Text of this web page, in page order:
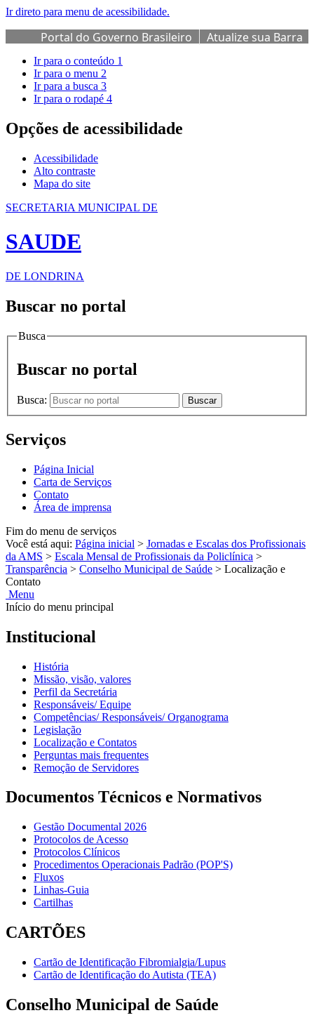
Ir direto para menu de acessibilidade.
Portal do Governo Brasileiro
Atualize sua Barra
de Governo
Ir para o conteúdo 1
Ir para o menu 2
Ir para a busca 3
Ir para o rodapé 4
Opções de acessibilidade
Acessibilidade
Alto contraste
Mapa do site
SECRETARIA MUNICIPAL DE
SAUDE
DE LONDRINA
Buscar no portal
Busca
Buscar no portal
Busca: Buscar
Serviços
Página Inicial
Carta de Serviços
Contato
Área de imprensa
Fim do menu de serviços
Você está aqui: Página inicial > Jornadas e Escalas dos Profissionais
da AMS > Escala Mensal de Profissionais da Policlínica >
Transparência > Conselho Municipal de Saúde > Localização e
Contato
Menu
Início do menu principal
Institucional
História
Missão, visão, valores
Perfil da Secretária
Responsáveis/ Equipe
Competências/ Responsáveis/ Organograma
Legislação
Localização e Contatos
Perguntas mais frequentes
Remoção de Servidores
Documentos Técnicos e Normativos
Gestão Documental 2026
Protocolos de Acesso
Protocolos Clínicos
Procedimentos Operacionais Padrão (POP'S)
Fluxos
Linhas-Guia
Cartilhas
CARTÕES
Cartão de Identificação Fibromialgia/Lupus
Cartão de Identificação do Autista (TEA)
Conselho Municipal de Saúde